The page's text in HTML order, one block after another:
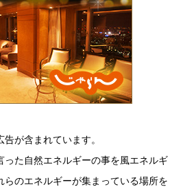
が含まれています。
った自然エネルギーの事を風エネルギ
らのエネルギーが集まっている場所を